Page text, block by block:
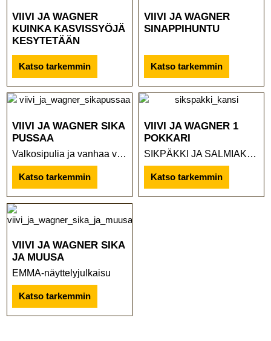
VIIVI JA WAGNER
KUINKA KASVISSYÖJÄ
KESYTETÄÄN
Katso tarkemmin
VIIVI JA WAGNER
SINAPPIHUNTU
Katso tarkemmin
VIIVI JA WAGNER SIKA
PUSSAA
Valkosipulia ja vanhaa viinaa! Kiva ...
Katso tarkemmin
VIIVI JA WAGNER 1
POKKARI
SIKPÄKKI JA SALMIAKKIA
Katso tarkemmin
VIIVI JA WAGNER SIKA
JA MUUSA
EMMA-näyttelyjulkaisu
Katso tarkemmin